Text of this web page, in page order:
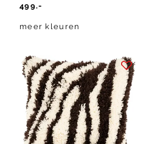
499.-
meer kleuren